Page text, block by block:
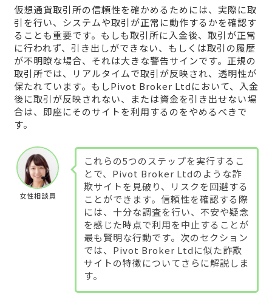
仮想通貨取引所の信頼性を確かめるためには、実際に取
引を行い、システムや取引が正常に動作するかを確認す
ることも重要です。もしも取引所に入金後、取引が正常
に行われず、引き出しができない、もしくは取引の履歴
が不明瞭な場合、それは大きな警告サインです。正規の
取引所では、リアルタイムで取引が反映され、透明性が
保たれています。もしPivot Broker Ltdにおいて、入金
後に取引が反映されない、または資金を引き出せない場
合は、即座にそのサイトを利用するのをやめるべきで
す。
女性相談員
これらの5つのステップを実行するこ
とで、Pivot Broker Ltdのような詐
欺サイトを見破り、リスクを回避する
ことができます。信頼性を確認する際
には、十分な調査を行い、不安や疑念
を感じた時点で利用を中止することが
最も賢明な行動です。次のセクション
では、Pivot Broker Ltdに似た詐欺
サイトの特徴についてさらに解説しま
す。